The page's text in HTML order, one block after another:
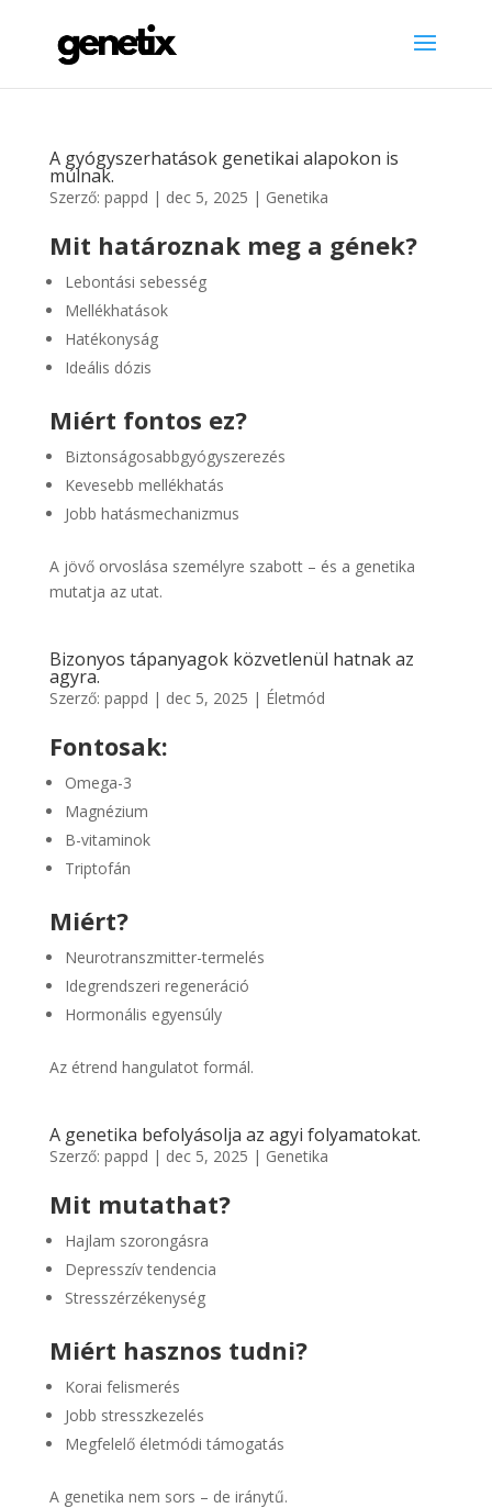
A gyógyszerhatások genetikai alapokon is
múlnak.
Szerző: pappd | dec 5, 2025 | Genetika
Mit határoznak meg a gének?
Lebontási sebesség
Mellékhatások
Hatékonyság
Ideális dózis
Miért fontos ez?
Biztonságosabbgyógyszerezés
Kevesebb mellékhatás
Jobb hatásmechanizmus
A jövő orvoslása személyre szabott – és a genetika
mutatja az utat.
Bizonyos tápanyagok közvetlenül hatnak az
agyra.
Szerző: pappd | dec 5, 2025 | Életmód
Fontosak:
Omega-3
Magnézium
B-vitaminok
Triptofán
Miért?
Neurotranszmitter-termelés
Idegrendszeri regeneráció
Hormonális egyensúly
Az étrend hangulatot formál.
A genetika befolyásolja az agyi folyamatokat.
Szerző: pappd | dec 5, 2025 | Genetika
Mit mutathat?
Hajlam szorongásra
Depresszív tendencia
Stresszérzékenység
Miért hasznos tudni?
Korai felismerés
Jobb stresszkezelés
Megfelelő életmódi támogatás
A genetika nem sors – de iránytű.